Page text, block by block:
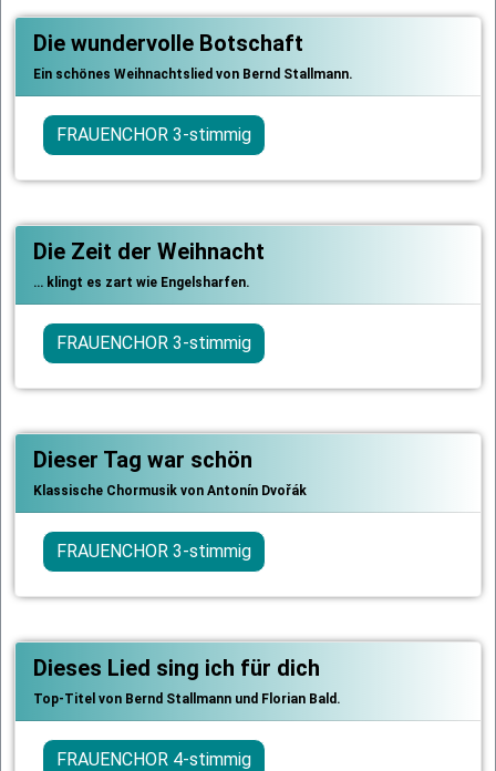
Die wundervolle Botschaft
Ein schönes Weihnachtslied von Bernd Stallmann.
FRAUENCHOR 3-stimmig
Die Zeit der Weihnacht
… klingt es zart wie Engelsharfen.
FRAUENCHOR 3-stimmig
Dieser Tag war schön
Klassische Chormusik von Antonín Dvořák
FRAUENCHOR 3-stimmig
Dieses Lied sing ich für dich
Top-Titel von Bernd Stallmann und Florian Bald.
FRAUENCHOR 4-stimmig